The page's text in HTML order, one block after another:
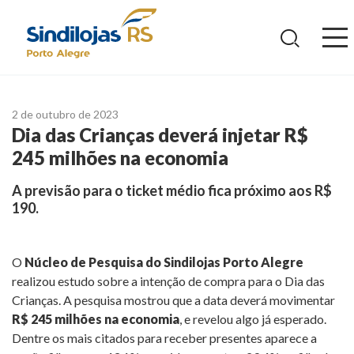
2 de outubro de 2023
Dia das Crianças deverá injetar R$
245 milhões na economia
A previsão para o ticket médio fica próximo aos R$
190.
O Núcleo de Pesquisa do Sindilojas Porto Alegre
realizou estudo sobre a intenção de compra para o Dia das
Crianças. A pesquisa mostrou que a data deverá movimentar
R$ 245 milhões na economia, e revelou algo já esperado.
Dentre os mais citados para receber presentes aparece a